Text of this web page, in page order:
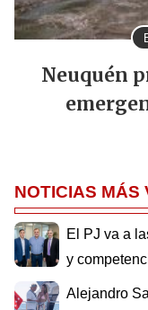
Neuquén
NOTICIAS MÁS
El PJ va a
y
Alejandro